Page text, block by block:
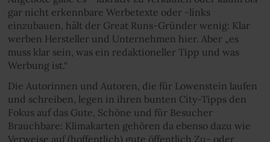
gar nicht erkennbare Werbetexte oder -links
einzubauen, hält der Great Runs-Gründer wenig: Klar
werben Hersteller und Unternehmen hier. Aber „es
muss klar sein, was ein redaktioneller Tipp und was
Werbung ist.“
Die Autorinnen und Autoren, die für Lowenstein laufen
und schreiben, legen in ihren bunten City-Tipps den
Fokus auf das Gute, Schöne und für Besucher
Brauchbare: Klimakarten gehören da ebenso dazu wie
Verweise auf (hoffentlich) gute öffentlich Zu- oder